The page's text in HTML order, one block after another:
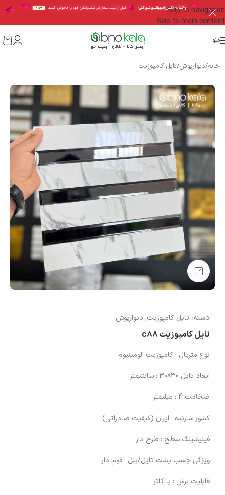
Skip to navigation
Skip to main content
منو
خانه/دیوارپوش/تایل کامپوزیت
بزرگنمایی تصویر
دسته: تایل کامپوزیت, دیوارپوش
تایل کامپوزیت c88
نوع متریال : کامپوزیت آلومینیوم
ابعاد تایل 30×30 : سانتیمتر
ضخامت 4 : میلیمتر
کشور سازنده : ایران (کیفیت صادراتی)
فینیشینگ سطح : طرح دار
ویژگی چسب پشت تایل/پنل : فوم دار
قابلیت برش : با کاتر